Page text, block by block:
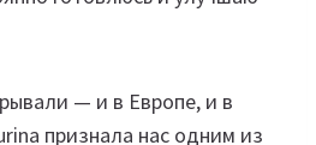
— и в Европе, и в
признала нас одним из